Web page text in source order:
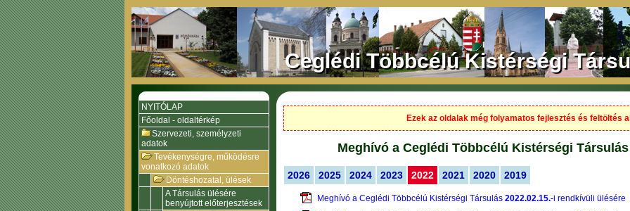
Ceglédi Többcélú Kistérségi
NYITÓLAP
Főoldal - oldaltérkép
Szervezeti, személyzeti
adatok
Tevékenységre, működésre
vonatkozó adatok
Döntéshozatal, ülések
A Társulás ülésére
benyújtott előterjesztések
Ezek az oldalak még folyamatos fejlesztés és feltöltés
Meghívó a Ceglédi Többcélú Kistérségi
2026 2025 2024 2023 2022 2021 2020 2019
Meghívó a Ceglédi Többcélú Kistérségi Társulás 2022.02.15.-i rendkívüli ülésére